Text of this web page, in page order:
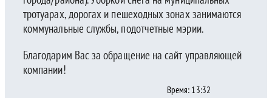
тротуарах, дорогах и пешеходных зонах занимаются
коммунальные службы, подотчетные мэрии.
Благодарим Вас за обращение на сайт управляющей
компании!
Время: 13:32